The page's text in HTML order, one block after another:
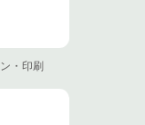
・印刷